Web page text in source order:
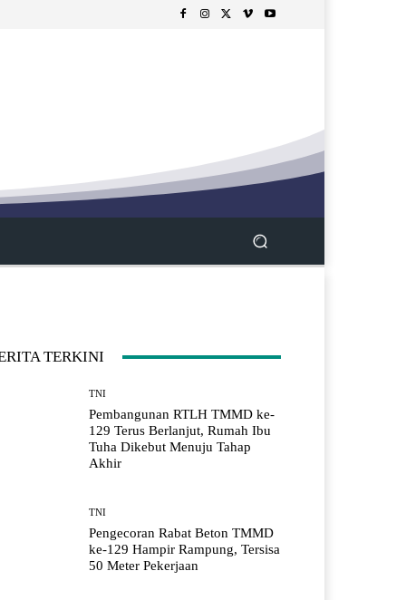
TERKINI
TNI
Pembangunan RTLH TMMD ke-
129 Terus Berlanjut, Rumah Ibu
Tuha Dikebut Menuju Tahap
Akhir
TNI
Pengecoran Rabat Beton TMMD
ke-129 Hampir Rampung, Tersisa
50 Meter Pekerjaan